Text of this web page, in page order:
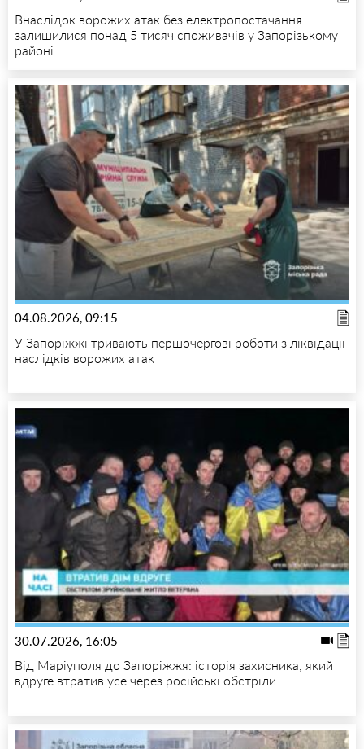
Внаслідок ворожих атак без електропостачання
залишилися понад 5 тисяч споживачів у Запорізькому
районі
04.08.2026, 09:15
У Запоріжжі тривають першочергові роботи з ліквідації
наслідків ворожих атак
30.07.2026, 16:05
Від Маріуполя до Запоріжжя: історія захисника, який
вдруге втратив усе через російські обстріли